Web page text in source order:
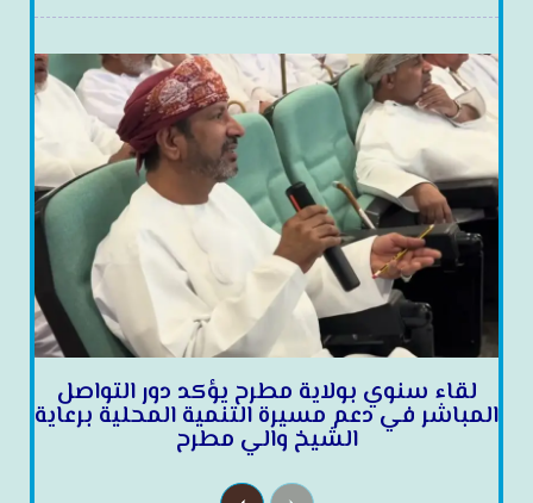
لقاء سنوي بولاية مطرح يؤكد دور التواصل
المباشر في دعم مسيرة التنمية المحلية برعاية
الشيخ والي مطرح